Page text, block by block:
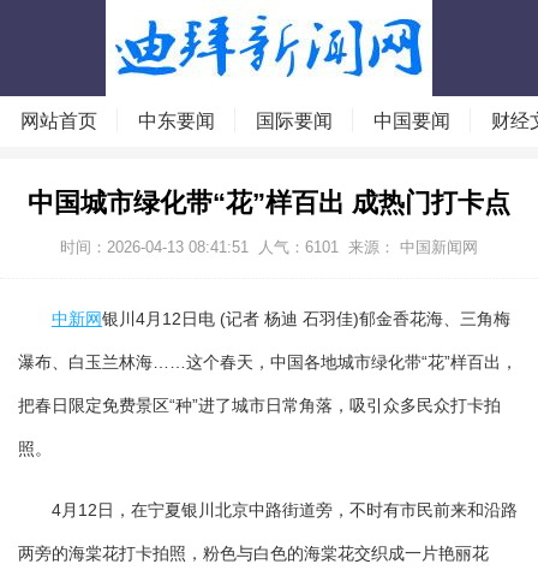
网站首页 中东要闻 国际要闻 中国要闻 财经
中国城市绿化带“花”样百出 成热门打卡点
时间：2026-04-13 08:41:51 人气： 6101 来源： 中国新闻网
中新网银川4月12日电 (记者 杨迪 石羽佳)郁金香花海、三角梅
瀑布、白玉兰林海……这个春天，中国各地城市绿化带“花”样百出，
把春日限定免费景区“种”进了城市日常角落，吸引众多民众打卡拍
照。
4月12日，在宁夏银川北京中路街道旁，不时有市民前来和沿路
两旁的海棠花打卡拍照，粉色与白色的海棠花交织成一片艳丽花